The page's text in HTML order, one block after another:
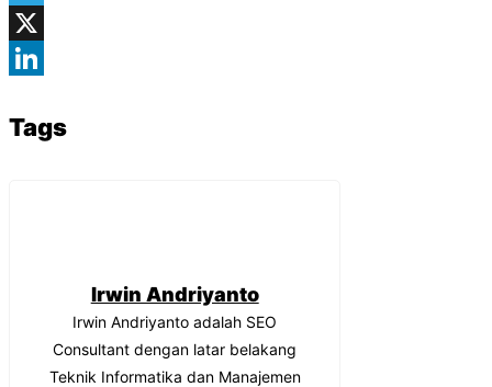
Telegram
X
Tags
Irwin Andriyanto
Irwin Andriyanto adalah SEO
Consultant dengan latar belakang
Teknik Informatika dan Manajemen